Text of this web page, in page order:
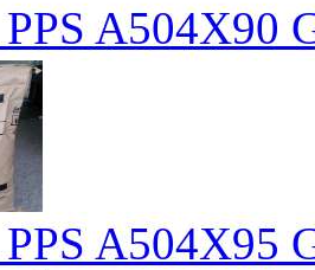
A504X90
A504X95